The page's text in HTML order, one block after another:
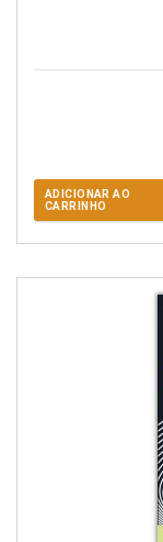
ADICIONAR AO
CARRINHO